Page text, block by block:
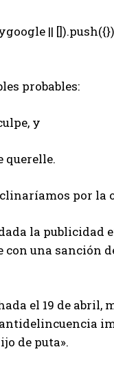
||
probables:
y
querelle.
por la
la publicidad
una sanción
el 19 de abril,
de puta».